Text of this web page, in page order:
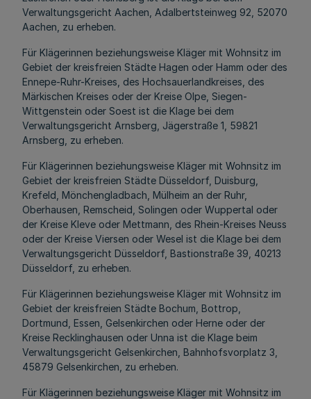
Verwaltungsgericht Aachen, Adalbertsteinweg 92, 52070
Aachen, zu erheben.
Für Klägerinnen beziehungsweise Kläger mit Wohnsitz im
Gebiet der kreisfreien Städte Hagen oder Hamm oder des
Ennepe-Ruhr-Kreises, des Hochsauerlandkreises, des
Märkischen Kreises oder der Kreise Olpe, Siegen-
Wittgenstein oder Soest ist die Klage bei dem
Verwaltungsgericht Arnsberg, Jägerstraße 1, 59821
Arnsberg, zu erheben.
Für Klägerinnen beziehungsweise Kläger mit Wohnsitz im
Gebiet der kreisfreien Städte Düsseldorf, Duisburg,
Krefeld, Mönchengladbach, Mülheim an der Ruhr,
Oberhausen, Remscheid, Solingen oder Wuppertal oder
der Kreise Kleve oder Mettmann, des Rhein-Kreises Neuss
oder der Kreise Viersen oder Wesel ist die Klage bei dem
Verwaltungsgericht Düsseldorf, Bastionstraße 39, 40213
Düsseldorf, zu erheben.
Für Klägerinnen beziehungsweise Kläger mit Wohnsitz im
Gebiet der kreisfreien Städte Bochum, Bottrop,
Dortmund, Essen, Gelsenkirchen oder Herne oder der
Kreise Recklinghausen oder Unna ist die Klage beim
Verwaltungsgericht Gelsenkirchen, Bahnhofsvorplatz 3,
45879 Gelsenkirchen, zu erheben.
Für Klägerinnen beziehungsweise Kläger mit Wohnsitz im